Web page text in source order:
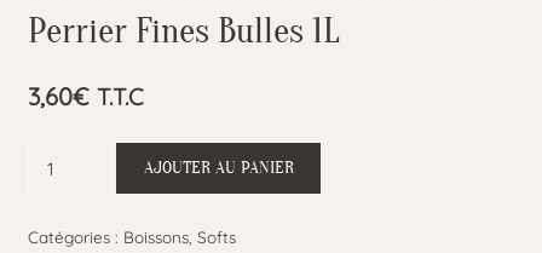
Perrier Fines Bulles 1L
3,60€ T.T.C
Fines
AJOUTER AU PANIER
Catégories : Boissons, Softs